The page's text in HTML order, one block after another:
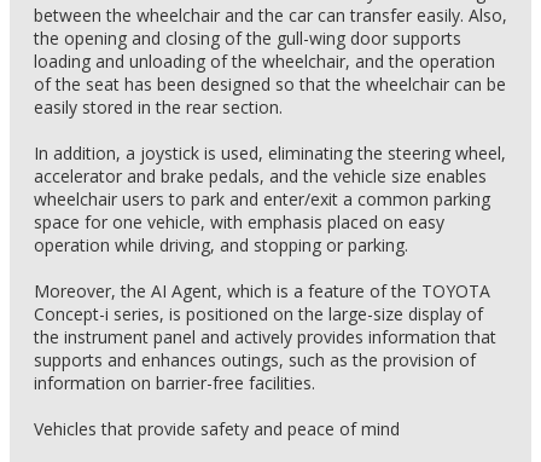
between the wheelchair and the car can transfer easily. Also,
the opening and closing of the gull-wing door supports
loading and unloading of the wheelchair, and the operation
of the seat has been designed so that the wheelchair can be
easily stored in the rear section.
In addition, a joystick is used, eliminating the steering wheel,
accelerator and brake pedals, and the vehicle size enables
wheelchair users to park and enter/exit a common parking
space for one vehicle, with emphasis placed on easy
operation while driving, and stopping or parking.
Moreover, the AI Agent, which is a feature of the TOYOTA
Concept-i series, is positioned on the large-size display of
the instrument panel and actively provides information that
supports and enhances outings, such as the provision of
information on barrier-free facilities.
Vehicles that provide safety and peace of mind